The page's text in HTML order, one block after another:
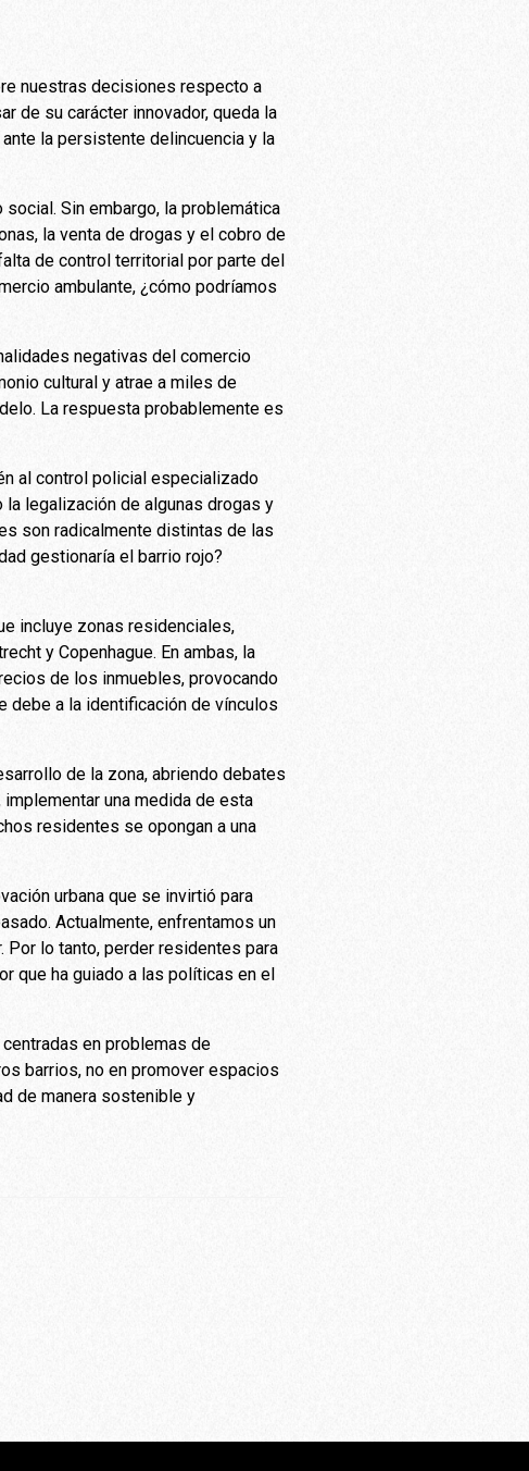
nuestras decisiones respecto a
de su carácter innovador, queda la
la persistente delincuencia y la
Sin embargo, la problemática
la venta de drogas y el cobro de
de control territorial por parte del
ambulante, ¿cómo podríamos
negativas del comercio
cultural y atrae a miles de
La respuesta probablemente es
al control policial especializado
legalización de algunas drogas y
son radicalmente distintas de las
gestionaría el barrio rojo?
incluye zonas residenciales,
y Copenhague. En ambas, la
de los inmuebles, provocando
debe a la identificación de vínculos
de la zona, abriendo debates
una medida de esta
residentes se opongan a una
urbana que se invirtió para
Actualmente, enfrentamos un
Por lo tanto, perder residentes para
que ha guiado a las políticas en el
en problemas de
barrios, no en promover espacios
de manera sostenible y